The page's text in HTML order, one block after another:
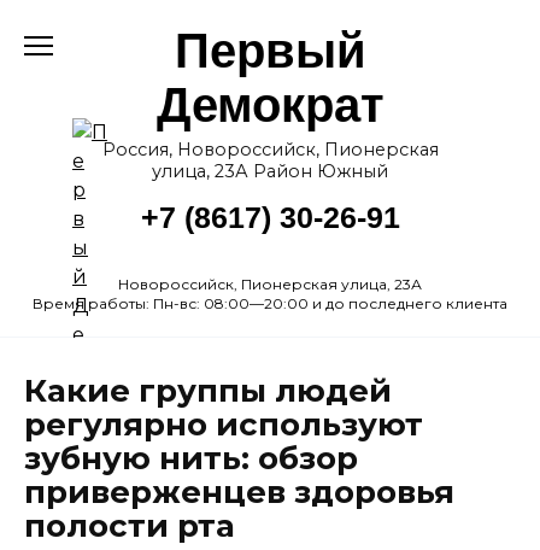
Первый
Демократ
Россия, Новороссийск, Пионерская
улица, 23А Район Южный
+7 (8617) 30-26-91
Новороссийск, Пионерская улица, 23А
Время работы: Пн-вс: 08:00—20:00 и до последнего клиента
Какие группы людей
регулярно используют
зубную нить: обзор
приверженцев здоровья
полости рта